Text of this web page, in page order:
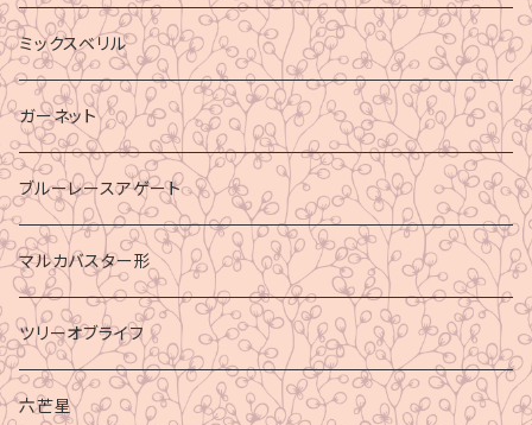
ミックスベリル
ガーネット
ブルーレースアゲート
マルカバスター形
ツリーオブライフ
六芒星